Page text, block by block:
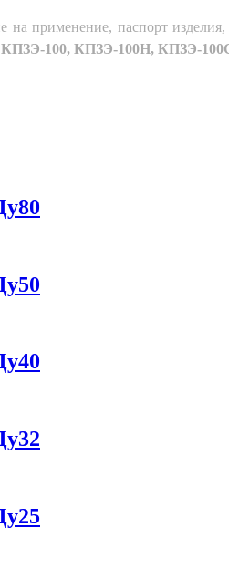
на применение, паспорт
КПЗЭ-100, КПЗЭ-100Н, КПЗЭ-